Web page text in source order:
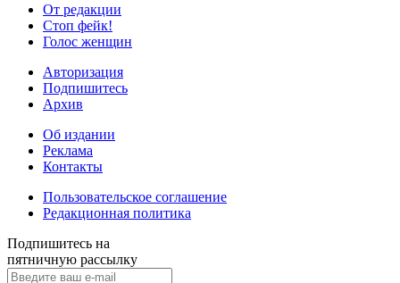
От редакции
Стоп фейк!
Голос женщин
Авторизация
Подпишитесь
Архив
Об издании
Реклама
Контакты
Пользовательское соглашение
Редакционная политика
Подпишитесь на
пятничную рассылку